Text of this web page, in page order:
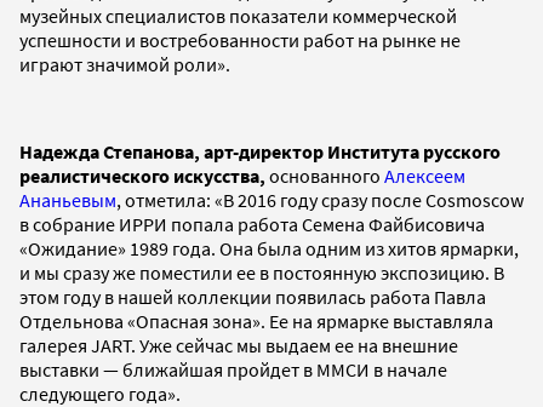
музейных специалистов показатели коммерческой
успешности и востребованности работ на рынке не
играют значимой роли».
Надежда Степанова, арт-директор Института русского
реалистического искусства, основанного Алексеем
Ананьевым, отметила: «В 2016 году сразу после Cosmoscow
в собрание ИРРИ попала работа Семена Файбисовича
«Ожидание» 1989 года. Она была одним из хитов ярмарки,
и мы сразу же поместили ее в постоянную экспозицию. В
этом году в нашей коллекции появилась работа Павла
Отдельнова «Опасная зона». Ее на ярмарке выставляла
галерея JART. Уже сейчас мы выдаем ее на внешние
выставки — ближайшая пройдет в ММСИ в начале
следующего года».